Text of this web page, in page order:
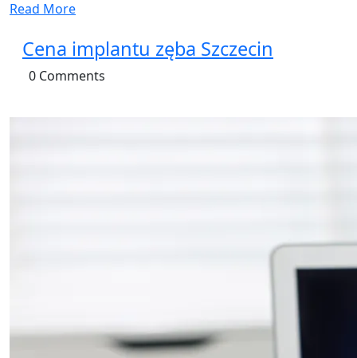
Read More
Cena implantu zęba Szczecin
0 Comments